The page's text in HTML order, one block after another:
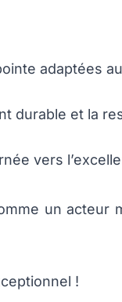
adaptées
durable et la
vers
un
!